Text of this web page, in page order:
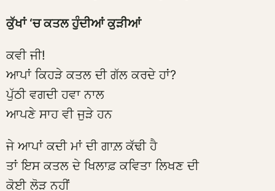
ਕੁੱਖਾਂ ‘ਚ ਕਤਲ ਹੁੰਦੀਆਂ ਕੁੜੀਆਂ
ਕਵੀ ਜੀ!
ਆਪਾਂ ਕਿਹੜੇ ਕਤਲ ਦੀ ਗੱਲ ਕਰਦੇ ਹਾਂ?
ਪੁੱਠੀ ਵਗਦੀ ਹਵਾ ਨਾਲ
ਆਪਣੇ ਸਾਹ ਵੀ ਜੁੜੇ ਹਨ
ਜੇ ਆਪਾਂ ਕਦੀ ਮਾਂ ਦੀ ਗਾਲ਼ ਕੱਢੀ ਹੈ
ਤਾਂ ਇਸ ਕਤਲ ਦੇ ਖਿਲਾਫ਼ ਕਵਿਤਾ ਲਿਖਣ ਦੀ
ਕੋਈ ਲੋੜ ਨਹੀਂ